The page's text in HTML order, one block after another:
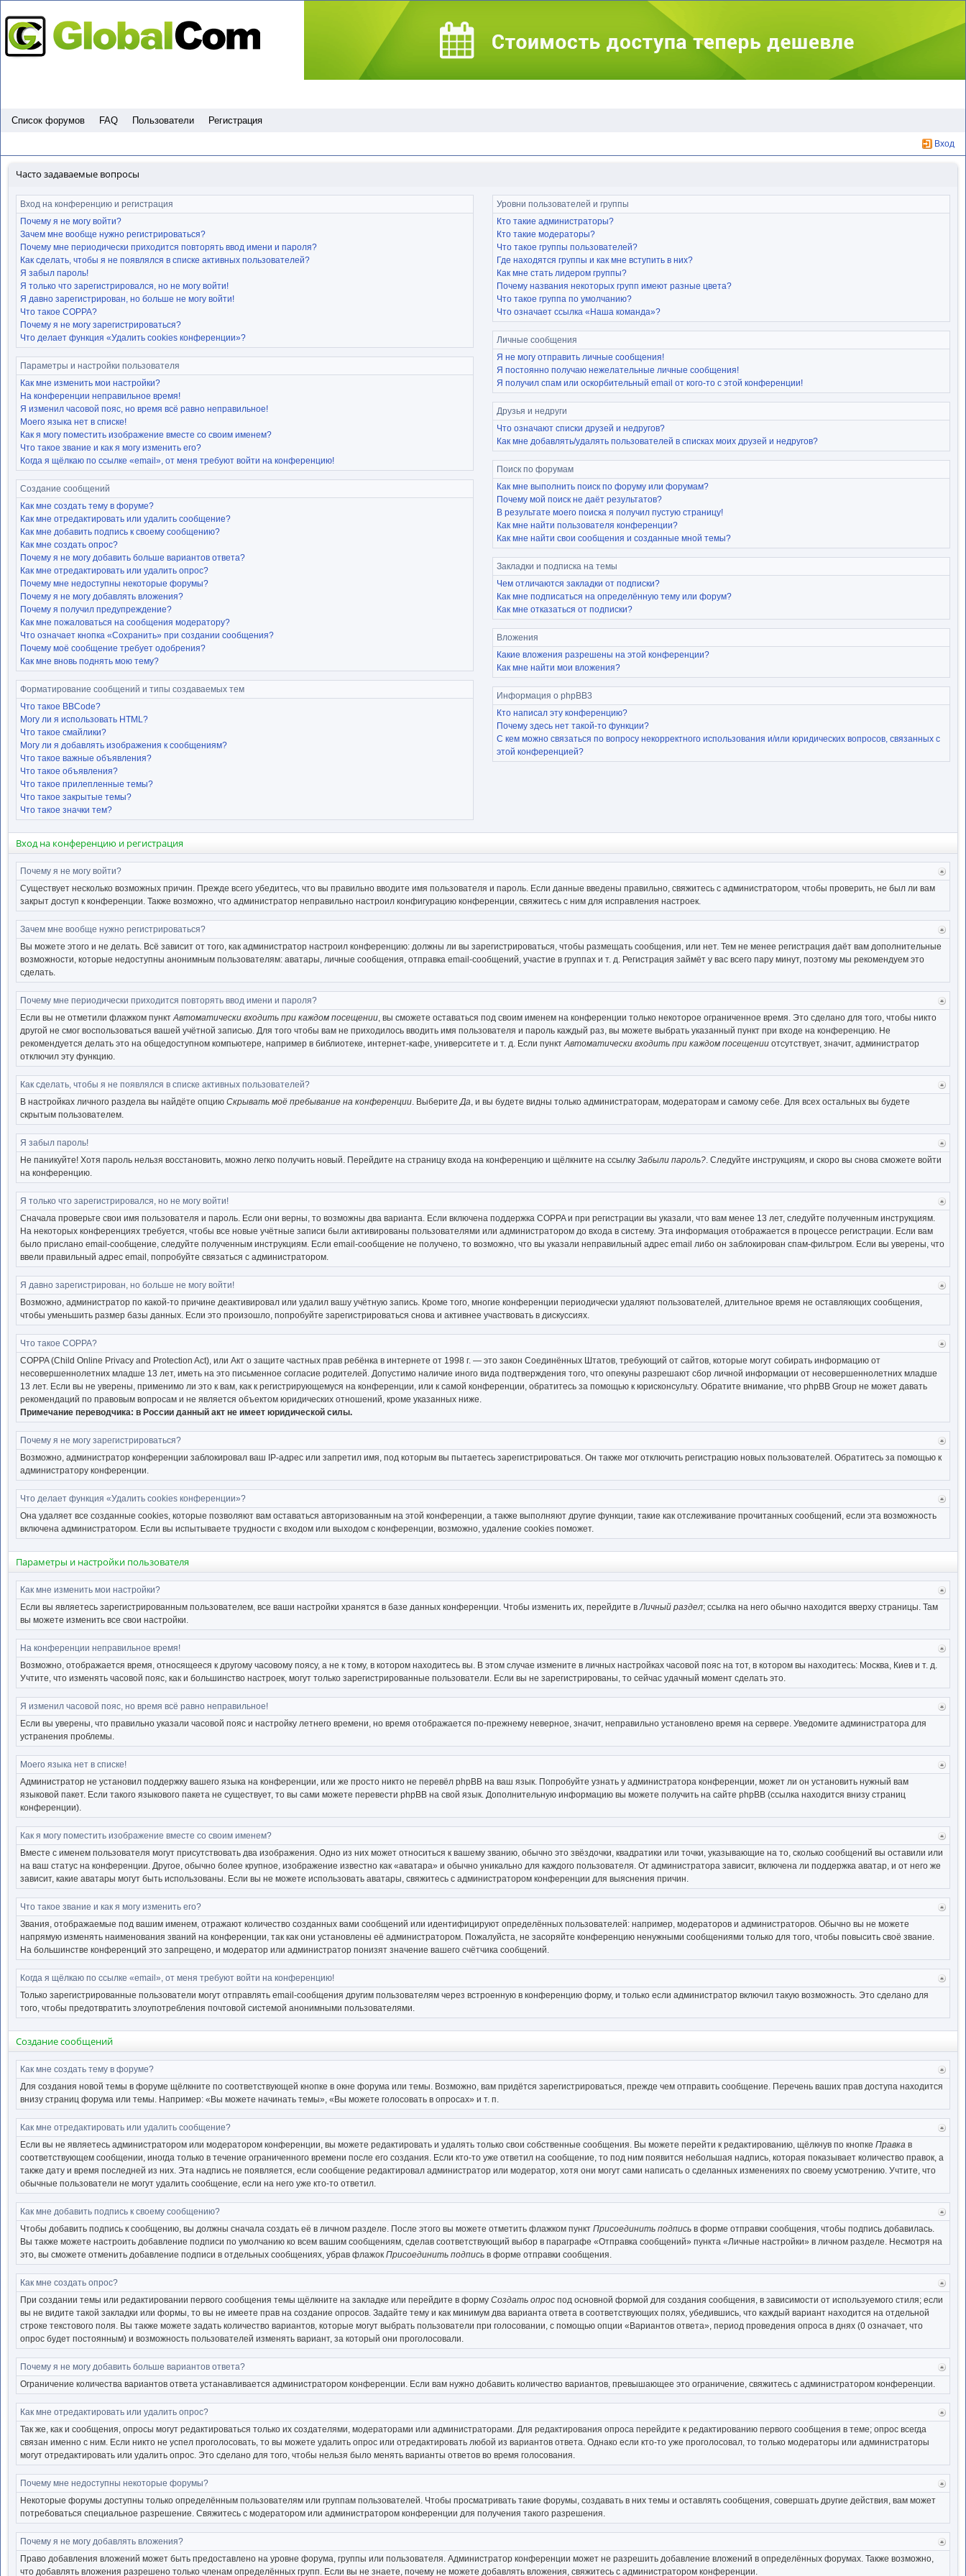
Список форумов FAQ Пользователи Регистрация
Вход
Часто задаваемые вопросы
Вход на конференцию и регистрация
Почему я не могу войти?
Зачем мне вообще нужно регистрироваться?
Почему мне периодически приходится повторять ввод имени и пароля?
Как сделать, чтобы я не появлялся в списке активных пользователей?
Я забыл пароль!
Я только что зарегистрировался, но не могу войти!
Я давно зарегистрирован, но больше не могу войти!
Что такое COPPA?
Почему я не могу зарегистрироваться?
Что делает функция «Удалить cookies конференции»?
Параметры и настройки пользователя
Как мне изменить мои настройки?
На конференции неправильное время!
Я изменил часовой пояс, но время всё равно неправильное!
Моего языка нет в списке!
Как я могу поместить изображение вместе со своим именем?
Что такое звание и как я могу изменить его?
Когда я щёлкаю по ссылке «email», от меня требуют войти на конференцию!
Создание сообщений
Как мне создать тему в форуме?
Как мне отредактировать или удалить сообщение?
Как мне добавить подпись к своему сообщению?
Как мне создать опрос?
Почему я не могу добавить больше вариантов ответа?
Как мне отредактировать или удалить опрос?
Почему мне недоступны некоторые форумы?
Почему я не могу добавлять вложения?
Почему я получил предупреждение?
Как мне пожаловаться на сообщения модератору?
Что означает кнопка «Сохранить» при создании сообщения?
Почему моё сообщение требует одобрения?
Как мне вновь поднять мою тему?
Форматирование сообщений и типы создаваемых тем
Что такое BBCode?
Могу ли я использовать HTML?
Что такое смайлики?
Могу ли я добавлять изображения к сообщениям?
Что такое важные объявления?
Что такое объявления?
Что такое прилепленные темы?
Что такое закрытые темы?
Что такое значки тем?
Уровни пользователей и группы
Кто такие администраторы?
Кто такие модераторы?
Что такое группы пользователей?
Где находятся группы и как мне вступить в них?
Как мне стать лидером группы?
Почему названия некоторых групп имеют разные цвета?
Что такое группа по умолчанию?
Что означает ссылка «Наша команда»?
Личные сообщения
Я не могу отправить личные сообщения!
Я постоянно получаю нежелательные личные сообщения!
Я получил спам или оскорбительный email от кого-то с этой конференции!
Друзья и недруги
Что означают списки друзей и недругов?
Как мне добавлять/удалять пользователей в списках моих друзей и недругов?
Поиск по форумам
Как мне выполнить поиск по форуму или форумам?
Почему мой поиск не даёт результатов?
В результате моего поиска я получил пустую страницу!
Как мне найти пользователя конференции?
Как мне найти свои сообщения и созданные мной темы?
Закладки и подписка на темы
Чем отличаются закладки от подписки?
Как мне подписаться на определённую тему или форум?
Как мне отказаться от подписки?
Вложения
Какие вложения разрешены на этой конференции?
Как мне найти мои вложения?
Информация о phpBB3
Кто написал эту конференцию?
Почему здесь нет такой-то функции?
С кем можно связаться по вопросу некорректного использования и/или юридических вопросов, связанных с
этой конференцией?
Вход на конференцию и регистрация
Почему я не могу войти?
Существует несколько возможных причин. Прежде всего убедитесь, что вы правильно вводите имя пользователя и пароль. Если данные введены правильно, свяжитесь с администратором, чтобы проверить, не был ли вам
закрыт доступ к конференции. Также возможно, что администратор неправильно настроил конфигурацию конференции, свяжитесь с ним для исправления настроек.
к
Зачем мне вообще нужно регистрироваться?
Вы можете этого и не делать. Всё зависит от того, как администратор настроил конференцию: должны ли вы зарегистрироваться, чтобы размещать сообщения, или нет. Тем не менее регистрация даёт вам дополнительные
возможности, которые недоступны анонимным пользователям: аватары, личные сообщения, отправка email-сообщений, участие в группах и т. д. Регистрация займёт у вас всего пару минут, поэтому мы рекомендуем это
сделать.
Почему мне периодически приходится повторять ввод имени и пароля?
Если вы не отметили флажком пунктАвтоматически входить при каждом посещении, вы сможете оставаться под своим именем на конференции только некоторое ограниченное время. Это сделано для того, чтобы никто
другой не смог воспользоваться вашей учётной записью. Для того чтобы вам не приходилось вводить имя пользователя и пароль каждый раз, вы можете выбрать указанный пункт при входе на конференцию. Не
рекомендуется делать это на общедоступном компьютере, например в библиотеке, интернет-кафе, университете и т. д. Если пунктАвтоматически входить при каждом посещении отсутствует, значит, администратор
отключил эту функцию.
Как сделать, чтобы я не появлялся в списке активных пользователей?
В настройках личного раздела вы найдёте опцию Скрывать моё пребывание на конференции. ВыберитеДа, и вы будете видны только администраторам, модераторам и самому себе. Для всех остальных вы будете
скрытым пользователем.
к
Я забыл пароль!
Не паникуйте! Хотя пароль нельзя восстановить, можно легко получить новый. Перейдите на страницу входа на конференцию и щёлкните на ссылку Забыли пароль?. Следуйте инструкциям, и скоро вы снова сможете войти
на конференцию.
Я только что зарегистрировался, но не могу войти!
Сначала проверьте свои имя пользователя и пароль. Если они верны, то возможны два варианта. Если включена поддержка COPPA и при регистрации вы указали, что вам менее 13 лет, следуйте полученным инструкциям.
На некоторых конференциях требуется, чтобы все новые учётные записи были активированы пользователями или администратором до входа в систему. Эта информация отображается в процессе регистрации. Если вам
было прислано email-сообщение, следуйте полученным инструкциям. Если email-сообщение не получено, то возможно, что вы указали неправильный адрес email либо он заблокирован спам-фильтром. Если вы уверены, что
ввели правильный адрес email, попробуйте связаться с администратором.
Я давно зарегистрирован, но больше не могу войти!
Возможно, администратор по какой-то причине деактивировал или удалил вашу учётную запись. Кроме того, многие конференции периодически удаляют пользователей, длительное время не оставляющих сообщения,
чтобы уменьшить размер базы данных. Если это произошло, попробуйте зарегистрироваться снова и активнее участвовать в дискуссиях.
Что такое COPPA?
COPPA (Child Online Privacy and Protection Act), или Акт о защите частных прав ребёнка в интернете от 1998 г. — это закон Соединённых Штатов, требующий от сайтов, которые могут собирать информацию от
несовершеннолетних младше 13 лет, иметь на это письменное согласие родителей. Допустимо наличие иного вида подтверждения того, что опекуны разрешают сбор личной информации от несовершеннолетних младше
13 лет. Если вы не уверены, применимо ли это к вам, как к регистрирующемуся на конференции, или к самой конференции, обратитесь за помощью к юрисконсульту. Обратите внимание, что phpBB Group не может давать
рекомендаций по правовым вопросам и не является объектом юридических отношений, кроме указанных ниже.
Примечание переводчика: в России данный акт не имеет юридической силы.
к
Почему я не могу зарегистрироваться?
Возможно, администратор конференции заблокировал ваш IP-адрес или запретил имя, под которым вы пытаетесь зарегистрироваться. Он также мог отключить регистрацию новых пользователей. Обратитесь за помощью к
администратору конференции.
Что делает функция «Удалить cookies конференции»?
Она удаляет все созданные cookies, которые позволяют вам оставаться авторизованным на этой конференции, а также выполняют другие функции, такие как отслеживание прочитанных сообщений, если эта возможность
включена администратором. Если вы испытываете трудности с входом или выходом с конференции, возможно, удаление cookies поможет.
Параметры и настройки пользователя
Как мне изменить мои настройки?
Если вы являетесь зарегистрированным пользователем, все ваши настройки хранятся в базе данных конференции. Чтобы изменить их, перейдите вЛичный раздел; ссылка на него обычно находится вверху страницы. Там
вы можете изменить все свои настройки.
На конференции неправильное время!
Возможно, отображается время, относящееся к другому часовому поясу, а не к тому, в котором находитесь вы. В этом случае измените в личных настройках часовой пояс на тот, в котором вы находитесь: Москва, Киев и т. д.
Учтите, что изменять часовой пояс, как и большинство настроек, могут только зарегистрированные пользователи. Если вы не зарегистрированы, то сейчас удачный момент сделать это.
Я изменил часовой пояс, но время всё равно неправильное!
Если вы уверены, что правильно указали часовой пояс и настройку летнего времени, но время отображается по-прежнему неверное, значит, неправильно установлено время на сервере. Уведомите администратора для
устранения проблемы.
Моего языка нет в списке!
Администратор не установил поддержку вашего языка на конференции, или же просто никто не перевёл phpBB на ваш язык. Попробуйте узнать у администратора конференции, может ли он установить нужный вам
языковой пакет. Если такого языкового пакета не существует, то вы сами можете перевести phpBB на свой язык. Дополнительную информацию вы можете получить на сайте phpBB (ссылка находится внизу страниц
конференции).
к
Как я могу поместить изображение вместе со своим именем?
Вместе с именем пользователя могут присутствовать два изображения. Одно из них может относиться к вашему званию, обычно это звёздочки, квадратики или точки, указывающие на то, сколько сообщений вы оставили или
на ваш статус на конференции. Другое, обычно более крупное, изображение известно как «аватара» и обычно уникально для каждого пользователя. От администратора зависит, включена ли поддержка аватар, и от него же
зависит, какие аватары могут быть использованы. Если вы не можете использовать аватары, свяжитесь с администратором конференции для выяснения причин.
Что такое звание и как я могу изменить его?
Звания, отображаемые под вашим именем, отражают количество созданных вами сообщений или идентифицируют определённых пользователей: например, модераторов и администраторов. Обычно вы не можете
напрямую изменять наименования званий на конференции, так как они установлены её администратором. Пожалуйста, не засоряйте конференцию ненужными сообщениями только для того, чтобы повысить своё звание.
На большинстве конференций это запрещено, и модератор или администратор понизят значение вашего счётчика сообщений.
Когда я щёлкаю по ссылке «email», от меня требуют войти на конференцию!
Только зарегистрированные пользователи могут отправлять email-сообщения другим пользователям через встроенную в конференцию форму, и только если администратор включил такую возможность. Это сделано для
того, чтобы предотвратить злоупотребления почтовой системой анонимными пользователями.
Создание сообщений
к
Как мне создать тему в форуме?
Для создания новой темы в форуме щёлкните по соответствующей кнопке в окне форума или темы. Возможно, вам придётся зарегистрироваться, прежде чем отправить сообщение. Перечень ваших прав доступа находится
внизу страниц форума или темы. Например: «Вы можете начинать темы», «Вы можете голосовать в опросах» и т. п.
Как мне отредактировать или удалить сообщение?
Если вы не являетесь администратором или модератором конференции, вы можете редактировать и удалять только свои собственные сообщения. Вы можете перейти к редактированию, щёлкнув по кнопке Правка в
соответствующем сообщении, иногда только в течение ограниченного времени после его создания. Если кто-то уже ответил на сообщение, то под ним появится небольшая надпись, которая показывает количество правок, а
также дату и время последней из них. Эта надпись не появляется, если сообщение редактировал администратор или модератор, хотя они могут сами написать о сделанных изменениях по своему усмотрению. Учтите, что
обычные пользователи не могут удалить сообщение, если на него уже кто-то ответил.
Как мне добавить подпись к своему сообщению?
Чтобы добавить подпись к сообщению, вы должны сначала создать её в личном разделе. После этого вы можете отметить флажком пункт Присоединить подпись в форме отправки сообщения, чтобы подпись добавилась.
Вы также можете настроить добавление подписи по умолчанию ко всем вашим сообщениям, сделав соответствующий выбор в параграфе «Отправка сообщений» пункта «Личные настройки» в личном разделе. Несмотря на
это, вы сможете отменить добавление подписи в отдельных сообщениях, убрав флажок Присоединить подпись в форме отправки сообщения.
к
Как мне создать опрос?
При создании темы или редактировании первого сообщения темы щёлкните на закладке или перейдите в форму Создать опрос под основной формой для создания сообщения, в зависимости от используемого стиля; если
вы не видите такой закладки или формы, то вы не имеете прав на создание опросов. Задайте тему и как минимум два варианта ответа в соответствующих полях, убедившись, что каждый вариант находится на отдельной
строке текстового поля. Вы также можете задать количество вариантов, которые могут выбрать пользователи при голосовании, с помощью опции «Вариантов ответа», период проведения опроса в днях (0 означает, что
опрос будет постоянным) и возможность пользователей изменять вариант, за который они проголосовали.
началу
Почему я не могу добавить больше вариантов ответа?
Ограничение количества вариантов ответа устанавливается администратором конференции. Если вам нужно добавить количество вариантов, превышающее это ограничение, свяжитесь с администратором конференции.
Как мне отредактировать или удалить опрос?
Так же, как и сообщения, опросы могут редактироваться только их создателями, модераторами или администраторами. Для редактирования опроса перейдите к редактированию первого сообщения в теме; опрос всегда
связан именно с ним. Если никто не успел проголосовать, то вы можете удалить опрос или отредактировать любой из вариантов ответа. Однако если кто-то уже проголосовал, то только модераторы или администраторы
могут отредактировать или удалить опрос. Это сделано для того, чтобы нельзя было менять варианты ответов во время голосования.
Почему мне недоступны некоторые форумы?
Некоторые форумы доступны только определённым пользователям или группам пользователей. Чтобы просматривать такие форумы, создавать в них темы и оставлять сообщения, совершать другие действия, вам может
потребоваться специальное разрешение. Свяжитесь с модератором или администратором конференции для получения такого разрешения.
Почему я не могу добавлять вложения?
Право добавления вложений может быть предоставлено на уровне форума, группы или пользователя. Администратор конференции может не разрешить добавление вложений в определённых форумах. Также возможно,
что добавлять вложения разрешено только членам определённых групп. Если вы не знаете, почему не можете добавлять вложения, свяжитесь с администратором конференции.